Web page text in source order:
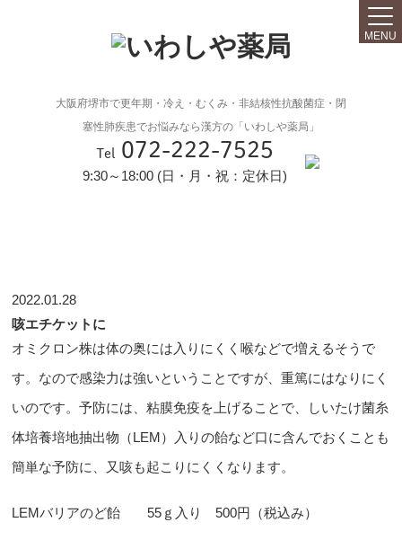
大阪府堺市で更年期・冷え・むくみ・非結核性抗酸菌症・閉
塞性肺疾患でお悩みなら漢方の「いわしや薬局」
Tel 072-222-7525
9:30～18:00 (日・月・祝：定休日)
MENU
2022.01.28
咳エチケットに
オミクロン株は体の奥には入りにくく喉などで増えるそうで
す。なので感染力は強いということですが、重篤にはなりにく
いのです。予防には、粘膜免疫を上げることで、しいたけ菌糸
体培養培地抽出物（LEM）入りの飴など口に含んでおくことも
簡単な予防に、又咳も起こりにくくなります。
LEMバリアのど飴 55ｇ入り 500円（税込み）